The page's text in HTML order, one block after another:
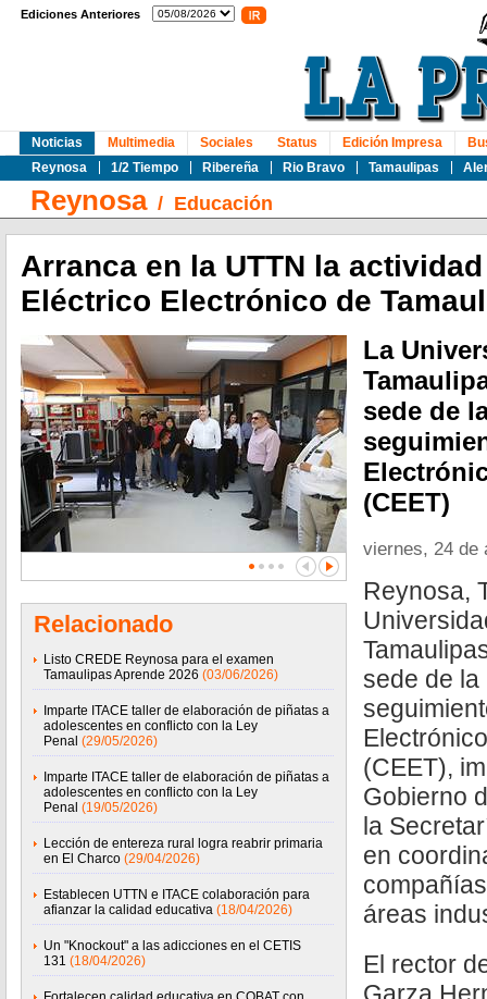
Ediciones Anteriores
Noticias
Reynosa
1/2 Tiempo Ribereña Rio Bravo Tamaulipas
Multimedia Sociales Status Edición Impresa
Reynosa/ Educación
Arranca en la UTTN la
Eléctrico Electrónico de
Relacionado
Listo CREDE Reynosa para el examen
Tamaulipas Aprende 2026 (03/06/2026)
Imparte ITACE taller de elaboración de piñatas a
adolescentes en conflicto con la Ley
Penal (29/05/2026)
Imparte ITACE taller de elaboración de piñatas a
adolescentes en conflicto con la Ley
Penal (19/05/2026)
Lección de entereza rural logra reabrir primaria
en El Charco (29/04/2026)
Establecen UTTN e ITACE colaboración para
afianzar la calidad educativa (18/04/2026)
Un "Knockout" a las adicciones en el CETIS
131 (18/04/2026)
La
sede de
(CEET)
viernes, 24 de
Reynosa,
sede de la
(CEET),
Gobierno
la
en
áreas
El rector